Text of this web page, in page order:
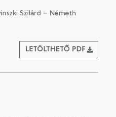
Szilárd – Németh
LETÖLTHETŐ PDF